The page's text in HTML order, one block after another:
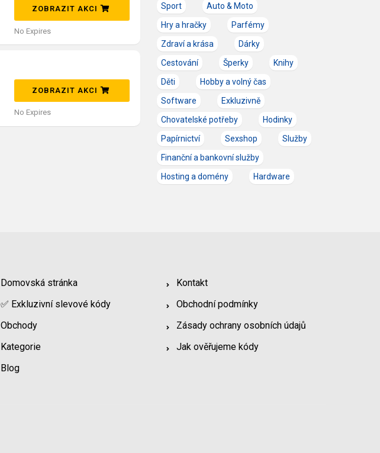
ZOBRAZIT AKCI
No Expires
ZOBRAZIT AKCI
No Expires
Sport
Auto & Moto
Hry a hračky
Parfémy
Zdraví a krása
Dárky
Cestování
Šperky
Knihy
Děti
Hobby a volný čas
Software
Exkluzivně
Chovatelské potřeby
Hodinky
Papírnictví
Sexshop
Služby
Finanční a bankovní služby
Hosting a domény
Hardware
Domovská stránka
✅ Exkluzivní slevové kódy
Obchody
Kategorie
Blog
Kontakt
Obchodní podmínky
Zásady ochrany osobních údajů
Jak ověřujeme kódy